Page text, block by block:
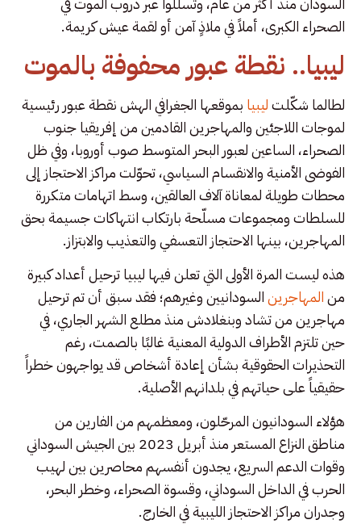
الصحراء الكبرى، أملاً في ملاذٍ آمن أو لقمة عيش كريمة.
ليبيا.. نقطة عبور محفوفة بالموت
لطالما شكّلتليبيا بموقعها الجغرافي الهش نقطة عبور رئيسية
لموجات اللاجئين والمهاجرين القادمين من إفريقيا جنوب
الصحراء، الساعين لعبور البحر المتوسط صوب أوروبا، وفي ظل
الفوضى الأمنية والانقسام السياسي، تحوّلت مراكز الاحتجاز إلى
محطات طويلة لمعاناة آلاف العالقين، وسط اتهامات متكررة
للسلطات ومجموعات مسلّحة بارتكاب انتهاكات جسيمة بحق
المهاجرين، بينها الاحتجاز التعسفي والتعذيب والابتزاز.
هذه ليست المرة الأولى التي تعلن فيها ليبيا ترحيل أعداد كبيرة
منالمهاجرينالسودانيين وغيرهم؛ فقد سبق أن تم ترحيل
مهاجرين من تشاد وبنغلادش منذ مطلع الشهر الجاري، في
حين تلتزم الأطراف الدولية المعنية غالبًا بالصمت، رغم
التحذيرات الحقوقية بشأن إعادة أشخاص قد يواجهون خطراً
حقيقياً على حياتهم في بلدانهم الأصلية.
هؤلاء السودانيون المرحّلون، ومعظمهم من الفارين من
مناطق النزاع المستعر منذ أبريل 2023 بين الجيش السوداني
وقوات الدعم السريع، يجدون أنفسهم محاصرين بين لهيب
الحرب في الداخل السوداني، وقسوة الصحراء، وخطر البحر،
وجدران مراكز الاحتجاز الليبية في الخارج.